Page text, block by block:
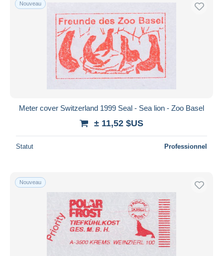
Nouveau
Meter cover Switzerland 1999 Seal - Sea lion - Zoo Basel
± 11,52 $US
Statut Professionnel
Nouveau